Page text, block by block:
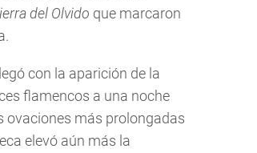
del Olvido que marcaron
con la aparición de la
flamencos a una noche
ovaciones más prolongadas
elevó aún más la